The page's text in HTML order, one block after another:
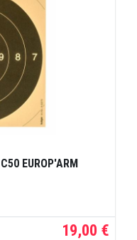
EUROP'ARM
19,00 €